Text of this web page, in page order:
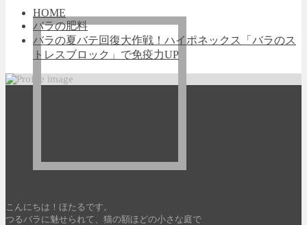
HOME
バラの肥料
バラの夏バテ回復大作戦！ハイポネックス「バラのス
トレスブロック」で免疫力UP
こんにちは！ほたるです。
つるバラに魅せられて、猫の額ほどの小さな庭で